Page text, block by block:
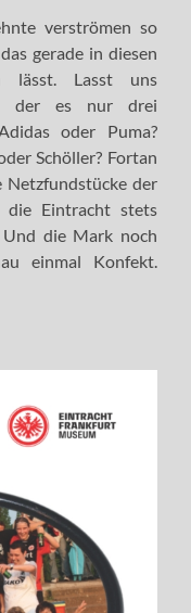
verströmen so
gerade in diesen
lässt. Lasst uns
der es nur drei
oder Puma?
Schöller? Fortan
Netzfundstücke der
die Eintracht stets
Und die Mark noch
einmal Konfekt.